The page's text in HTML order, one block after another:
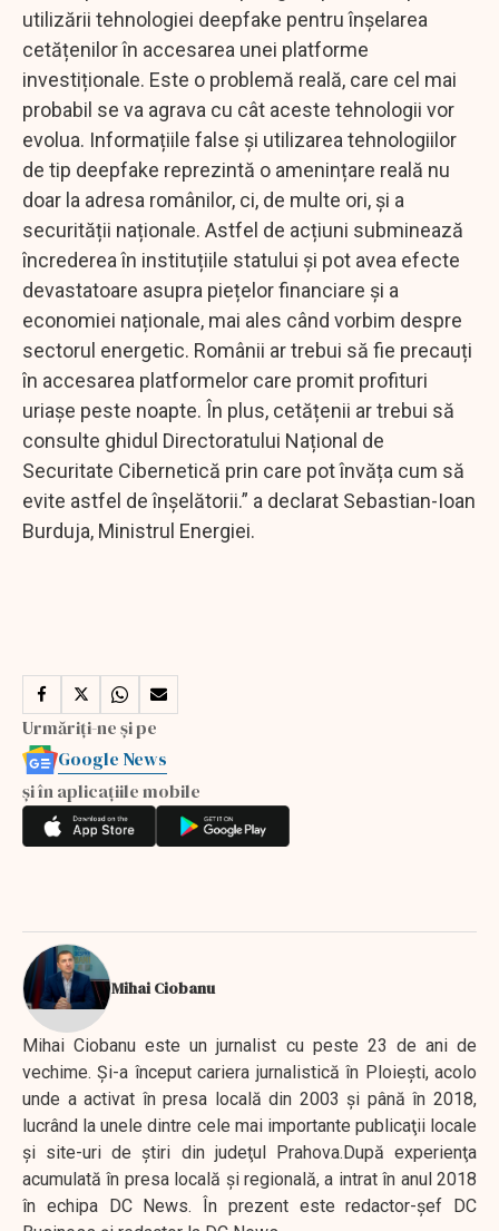
utilizării tehnologiei deepfake pentru înșelarea
cetățenilor în accesarea unei platforme
investiționale. Este o problemă reală, care cel mai
probabil se va agrava cu cât aceste tehnologii vor
evolua. Informațiile false și utilizarea tehnologiilor
de tip deepfake reprezintă o amenințare reală nu
doar la adresa românilor, ci, de multe ori, și a
securității naționale. Astfel de acțiuni subminează
încrederea în instituțiile statului și pot avea efecte
devastatoare asupra piețelor financiare și a
economiei naționale, mai ales când vorbim despre
sectorul energetic. Românii ar trebui să fie precauți
în accesarea platformelor care promit profituri
uriașe peste noapte. În plus, cetățenii ar trebui să
consulte ghidul Directoratului Național de
Securitate Cibernetică prin care pot învăța cum să
evite astfel de înșelătorii.” a declarat Sebastian-Ioan
Burduja, Ministrul Energiei.
Urmăriți-ne și pe
Google News
și în aplicațiile mobile
Mihai Ciobanu
Mihai Ciobanu este un jurnalist cu peste 23 de ani de
vechime. Şi-a început cariera jurnalistică în Ploieşti, acolo
unde a activat în presa locală din 2003 şi până în 2018,
lucrând la unele dintre cele mai importante publicaţii locale
şi site-uri de ştiri din judeţul Prahova.După experienţa
acumulată în presa locală şi regională, a intrat în anul 2018
în echipa DC News. În prezent este redactor-şef DC